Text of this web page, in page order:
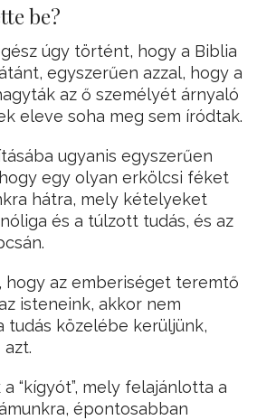
be?
úgy történt, hogy a Biblia
egyszerűen azzal, hogy a
az ő személyét árnyaló
eleve soha meg sem íródtak.
ugyanis egyszerűen
egy olyan erkölcsi féket
hátra, mely kételyeket
és a túlzott tudás, és az
hogy az emberiséget teremtő
isteneink, akkor nem
tudás közelébe kerüljünk,
“kígyót”, mely felajánlotta a
épontosabban